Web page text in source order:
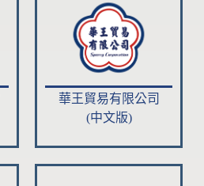
華王貿易有限公司
(中文版)